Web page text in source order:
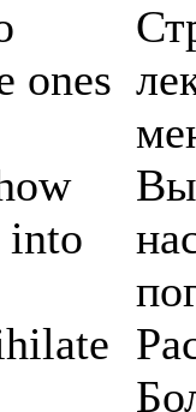
ones
into
Вы